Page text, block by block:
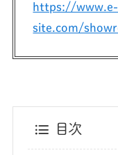
https://
site.com/
目次